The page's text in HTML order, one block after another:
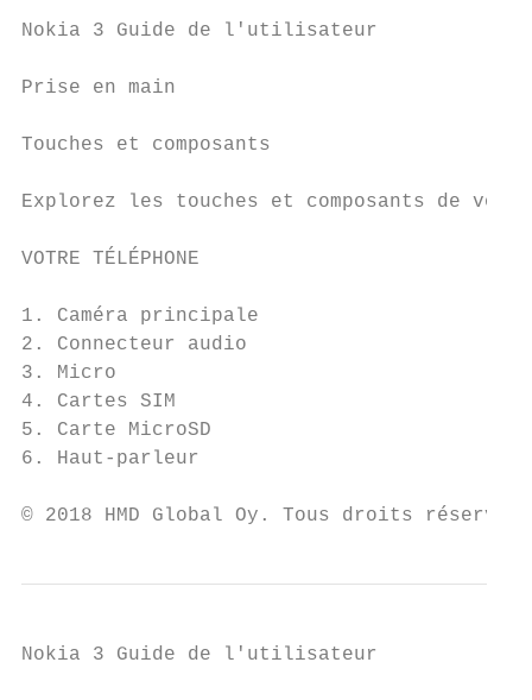
Nokia 3 Guide de l'utilisateur
Prise en main
Touches et composants
Explorez les touches et composants de
VOTRE TÉLÉPHONE
1. Caméra principale
2. Connecteur audio
3. Micro
4. Cartes SIM
5. Carte MicroSD
6. Haut-parleur
© 2018 HMD Global Oy. Tous droits
Nokia 3 Guide de l'utilisateur